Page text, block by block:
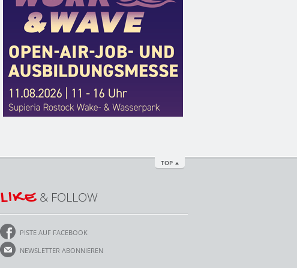
TOP
LIKE& FOLLOW
PISTE AUF FACEBOOK
NEWSLETTER ABONNIEREN